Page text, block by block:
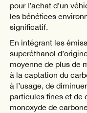
pour l’achat d’un
les bénéfices
significatif.
En intégrant les
superéthanol
moyenne de plus de
à la captation du
à l’usage, de
particules fines et de
monoxyde de